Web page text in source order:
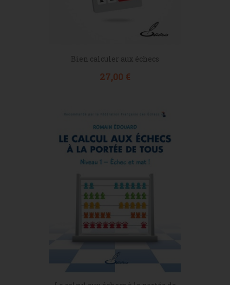
Bien calculer aux échecs
Prix
27,00 €